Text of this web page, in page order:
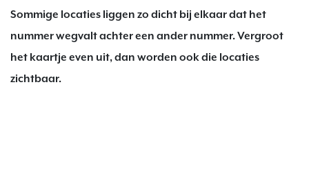
Sommige locaties liggen zo dicht bij elkaar dat het
nummer wegvalt achter een ander nummer. Vergroot
het kaartje even uit, dan worden ook die locaties
zichtbaar.